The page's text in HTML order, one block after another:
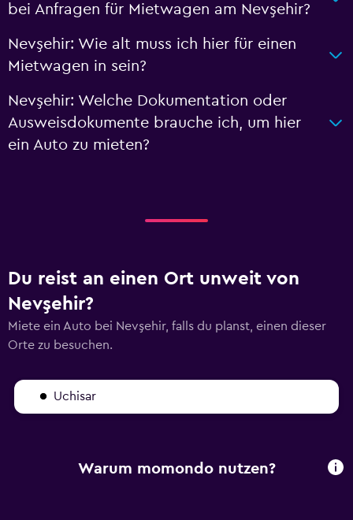
bei Anfragen für Mietwagen am Nevşehir?
Nevşehir: Wie alt muss ich hier für einen
Mietwagen in sein?
Nevşehir: Welche Dokumentation oder
Ausweisdokumente brauche ich, um hier
ein Auto zu mieten?
Du reist an einen Ort unweit von
Nevşehir?
Miete ein Auto bei Nevşehir, falls du planst, einen dieser
Orte zu besuchen.
Uchisar
Warum momondo nutzen?